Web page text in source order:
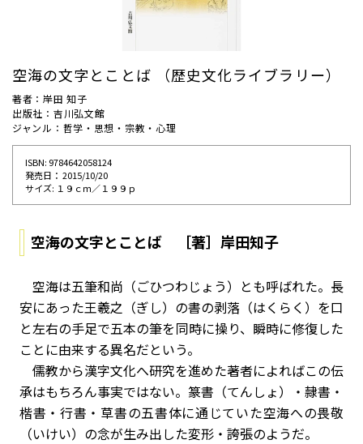
空海の文字とことば （歴史文化ライブラリー）
著者：岸田 知子
出版社：吉川弘文館
ジャンル：哲学・思想・宗教・心理
ISBN: 9784642058124
発売⽇： 2015/10/20
サイズ: １９ｃｍ／１９９ｐ
空海の文字とことば ［著］岸田知子
空海は五筆和尚（ごひつわじょう）とも呼ばれた。長
安にあった王羲之（ぎし）の書の剥落（はくらく）を口
と左右の手足で五本の筆を同時に操り、瞬時に修復した
ことに由来する異名だという。
儒教から漢字文化へ研究を進めた著者によればこの伝
承はもちろん事実ではない。篆書（てんしょ）・隷書・
楷書・行書・草書の五書体に通じていた空海への畏敬
（いけい）の念が生み出した変形・誇張のようだ。